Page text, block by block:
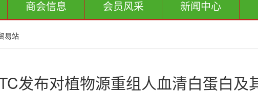
商会信息 会员风采 新闻中心
易站
发布对植物源重组人血清白蛋白及